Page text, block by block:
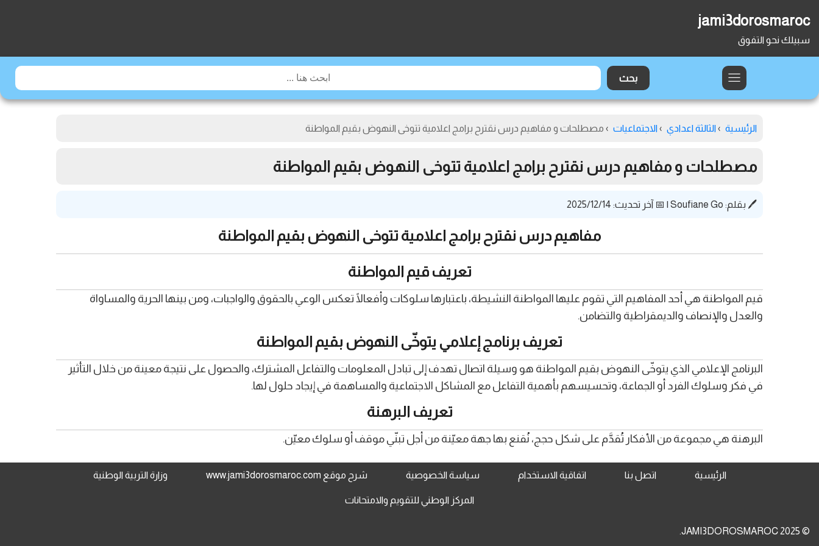
jami3dorosmaroc
سبيلك نحو التفوق
الرئيسية › الثالثة اعدادي › الاجتماعيات › مصطلحات و مفاهيم درس نقترح برامج اعلامية تتوخى النهوض بقيم المواطنة
مصطلحات و مفاهيم درس نقترح برامج اعلامية تتوخى النهوض بقيم المواطنة
🖊️ بقلم: Soufiane Go
| 📅 آخر تحديث: 2025/12/14
مفاهيم درس نقترح برامج اعلامية تتوخى النهوض بقيم المواطنة
تعريف قيم المواطنة
قيم المواطنة هي أحد المفاهيم التي تقوم عليها المواطنة النشيطة، باعتبارها سلوكات وأفعالًا تعكس الوعي بالحقوق والواجبات، ومن بينها الحرية والمساواة
والعدل والإنصاف والديمقراطية والتضامن.
تعريف برنامج إعلامي يتوخّى النهوض بقيم المواطنة
البرنامج الإعلامي الذي يتوخّى النهوض بقيم المواطنة هو وسيلة اتصال تهدف إلى تبادل المعلومات والتفاعل المشترك، والحصول على نتيجة معينة من خلال التأثير
في فكر وسلوك الفرد أو الجماعة، وتحسيسهم بأهمية التفاعل مع المشاكل الاجتماعية والمساهمة في إيجاد حلول لها.
تعريف البرهنة
البرهنة هي مجموعة من الأفكار تُقدَّم على شكل حجج، نُقنع بها جهة معيّنة من أجل تبنّي موقف أو سلوك معيّن.
الرئيسية اتصل بنا اتفاقية الاستخدام سياسة الخصوصية شرح موقع www.jami3dorosmaroc.com وزارة التربية الوطنية
المركز الوطني للتقويم والامتحانات
© 2025 JAMI3DOROSMAROC.